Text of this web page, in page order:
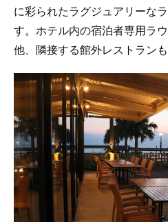
に彩られたラグジュアリーな
す。ホテル内の宿泊者専用ラ
他、隣接する館外レストランも